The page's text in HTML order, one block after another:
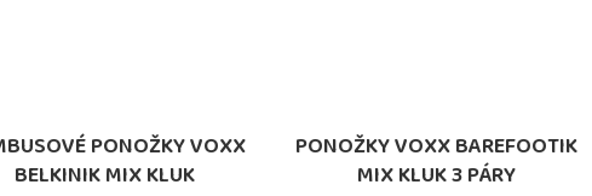
PONOŽKY VOXX
BELKINIK MIX KLUK
PONOŽKY VOXX BAREFOOTIK
MIX KLUK 3 PÁRY